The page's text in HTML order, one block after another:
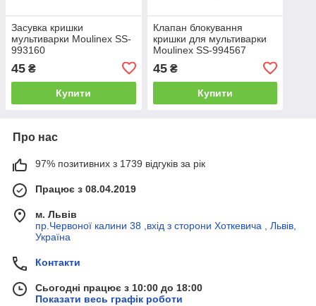
Засувка кришки
мультиварки Moulinex SS-
993160
45 ₴
Купити
Клапан блокування
кришки для мультиварки
Moulinex SS-994567
45₴
Купити
Про нас
97% позитивних з 1739 відгуків за рік
Працює з 08.04.2019
м. Львів
пр.Червоної калини 38 ,вхід з сторони Хоткевича , Львів,
Україна
Контакти
Сьогодні працює з 10:00 до 18:00
Показати весь графік роботи